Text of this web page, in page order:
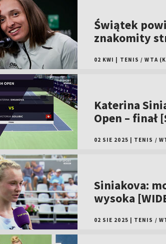
Świątek
znakomity
02 KWI TENIS / WTA
Katerina
Open – finał
02 SIE 2025 TENIS /
Siniakova:
wysoka
02 SIE 2025 TENIS /